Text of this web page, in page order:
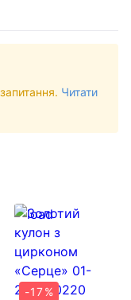
Читати
-17%